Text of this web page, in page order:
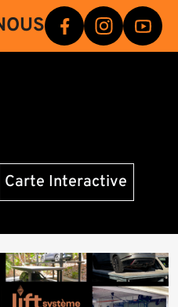
Carte Interactive